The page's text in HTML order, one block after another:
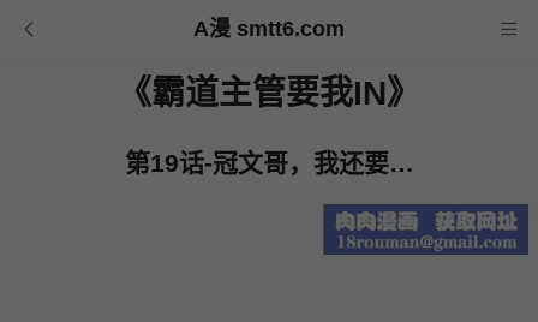
A漫 smtt6.com
《霸道主管要我IN》
第19话-冠文哥，我还要…